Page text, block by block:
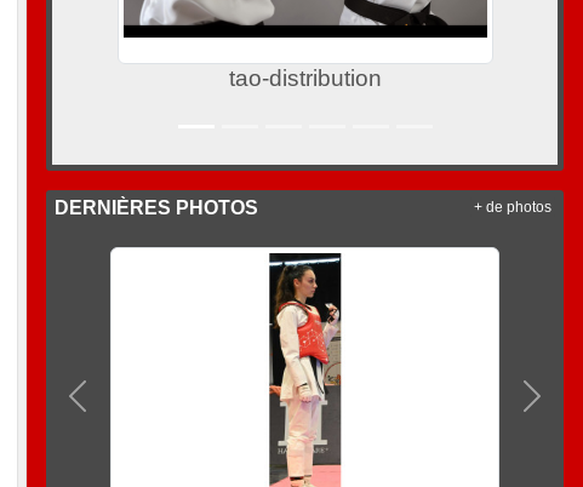
Verrerie d'Art Pierini
DERNIÈRES PHOTOS
Précedent
+ de photos